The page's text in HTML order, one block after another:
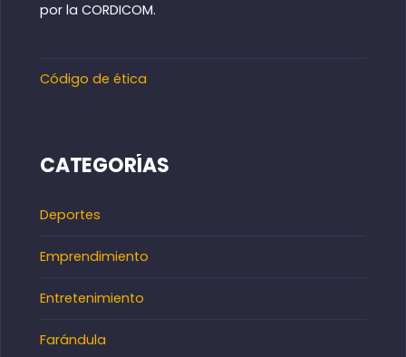
por la CORDICOM.
Código de ética
CATEGORÍAS
Deportes
Emprendimiento
Entretenimiento
Farándula